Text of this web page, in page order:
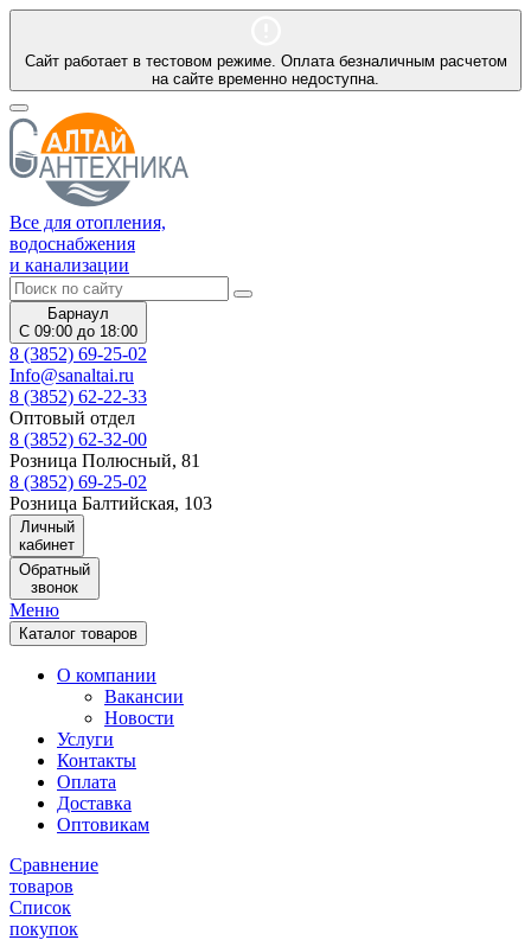
Сайт работает в тестовом режиме. Оплата безналичным расчетом
на сайте временно недоступна.
Все для отопления,
водоснабжения
и канализации
Барнаул
С 09:00 до 18:00
8 (3852) 69-25-02
Info@sanaltai.ru
8 (3852) 62-22-33
Оптовый отдел
8 (3852) 62-32-00
Розница Полюсный, 81
8 (3852) 69-25-02
Розница Балтийская, 103
Личный
кабинет
Обратный
звонок
Меню
Каталог товаров
О компании
Вакансии
Новости
Услуги
Контакты
Оплата
Доставка
Оптовикам
Сравнение
товаров
Список
покупок